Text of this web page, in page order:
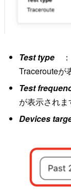
Test type：
Tracerouteが
Test
が表示されま
Devices